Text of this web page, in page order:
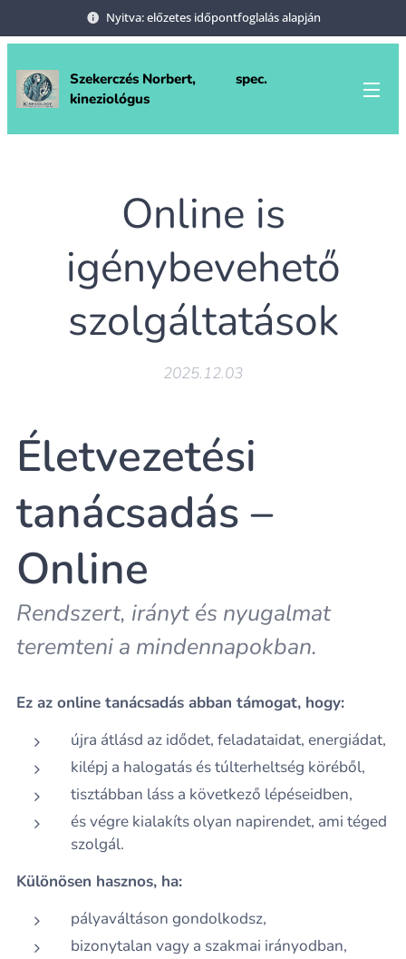
Nyitva: előzetes időpontfoglalás alapján
Szekerczés Norbert, spec.
kineziológus
Online is
igénybevehető
szolgáltatások
2025.12.03
Életvezetési
tanácsadás –
Online
Rendszert, irányt és nyugalmat
teremteni a mindennapokban.
Ez az online tanácsadás abban támogat, hogy:
újra átlásd az idődet, feladataidat, energiádat,
kilépj a halogatás és túlterheltség köréből,
tisztábban láss a következő lépéseidben,
és végre kialakíts olyan napirendet, ami téged
szolgál.
Különösen hasznos, ha:
pályaváltáson gondolkodsz,
bizonytalan vagy a szakmai irányodban,